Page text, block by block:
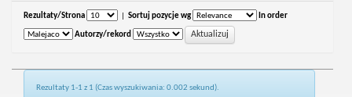
Rezultaty/Strona Sortuj pozycje wg In order
Autorzy/rekord
Rezultaty 1-1 z 1 (Czas wyszukiwania: 0.002 sekund).